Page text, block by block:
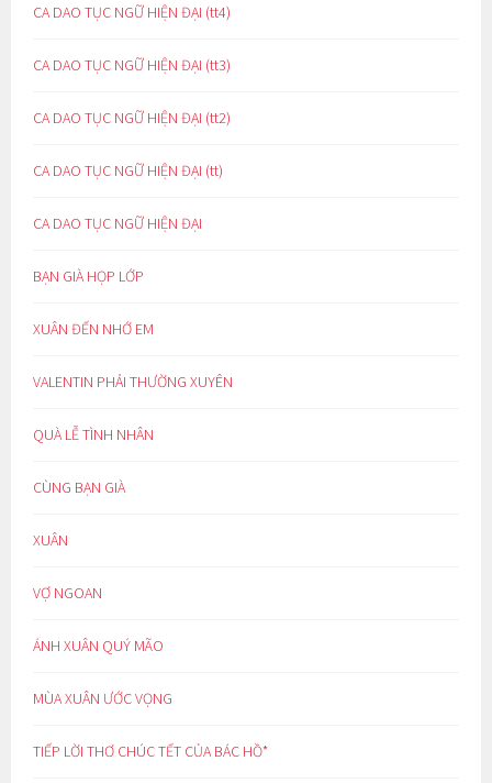
CA DAO TỤC NGỮ HIỆN ĐẠI (tt4)
CA DAO TỤC NGỮ HIỆN ĐẠI (tt3)
CA DAO TỤC NGỮ HIỆN ĐẠI (tt2)
CA DAO TỤC NGỮ HIỆN ĐẠI (tt)
CA DAO TỤC NGỮ HIỆN ĐẠI
BẠN GIÀ HỌP LỚP
XUÂN ĐẾN NHỚ EM
VALENTIN PHẢI THƯỜNG XUYÊN
QUÀ LỄ TÌNH NHÂN
CÙNG BẠN GIÀ
XUÂN
VỢ NGOAN
ÁNH XUÂN QUÝ MÃO
MÙA XUÂN ƯỚC VỌNG
TIẾP LỜI THƠ CHÚC TẾT CỦA BÁC HỒ*